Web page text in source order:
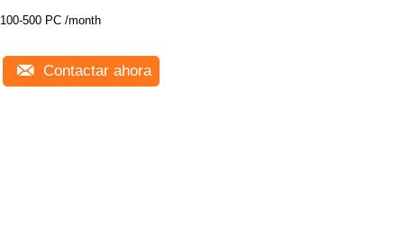
100-500 PC /month
Contactar ahora